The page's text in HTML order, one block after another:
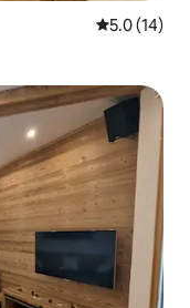
レビュー14
5.0 (14)